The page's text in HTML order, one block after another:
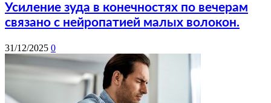
Усиление зуда в конечностях по вечерам
связано с нейропатией малых волокон.
31/12/2025 0